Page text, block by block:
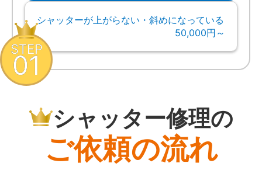
シャッターが上がらない・斜めになっている
50,000円～
シャッター修理の
ご依頼の流れ
STEP
01